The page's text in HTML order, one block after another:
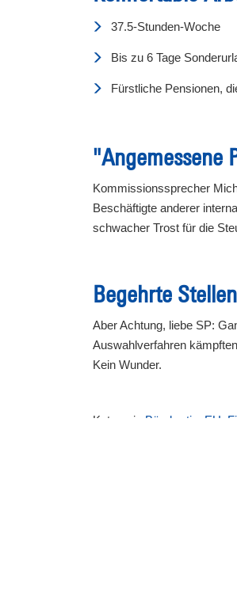
37.5-Stunden-Woche
Bis zu 6 Tage
Fürstliche Pensionen,
"Angemessene
Kommissionssprecher
Beschäftigte anderer
schwacher Trost für die
Begehrte Stellen
Aber Achtung, liebe SP:
Auswahlverfahren
Kein Wunder.
Kategorie Bürokratie EU